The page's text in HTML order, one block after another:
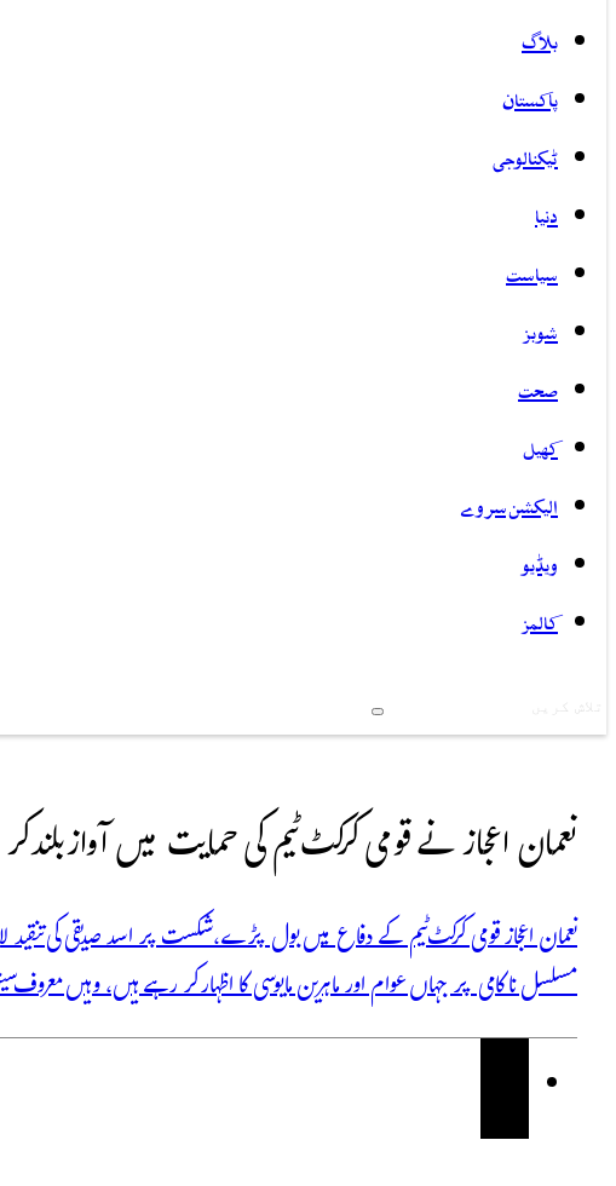
بلاگ
پاکستان
ٹیکنالوجی
دنیا
سیاست
شوبز
صحت
کھیل
الیکشن سروے
ویڈیو
کالمز
Search
نعمان اعجاز نے قومی کرکٹ ٹیم کی حمایت میں آواز بلند
مسلسل ناکامی پر جہاں عوام اور ماہرین مایوسی کا اظہار کر رہے ہیں، وہیں معروف